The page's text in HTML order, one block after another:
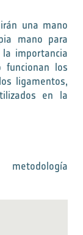
una mano
mano para
importancia
funcionan los
ligamentos,
en la